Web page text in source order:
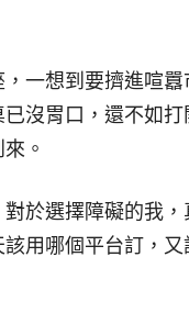
一想到要擠進喧囂
沒胃口，還不如打
。
於選擇障礙的我，
用哪個平台訂，又